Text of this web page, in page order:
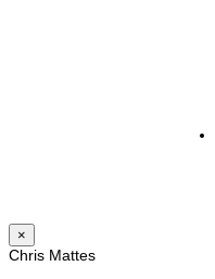
×
Chris Mattes